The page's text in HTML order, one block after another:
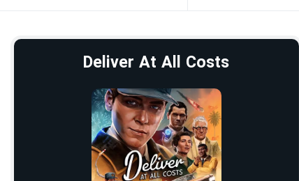
Deliver At All Costs